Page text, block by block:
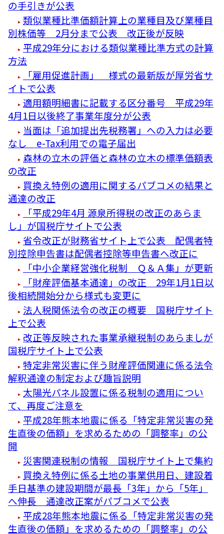
の手引きが公表
類似業種比準価額計算上の業種目及び業種目
別株価等 2月分まで公表 改正後が反映
平成29年分における類似業種比準方式の計算
方法
「雇用促進計画」 様式の最新版が厚労省サ
イトで公表
適用額明細書に記載する区分番号 平成29年
4月1日以後終了事業年度分が公表
当面は「追加提出先税務署」への入力は必要
なし e-Tax利用での電子届出
森林の立木の評価と森林の立木の標準価額表
の改正
買換え特例の適用に関するパブコメの結果と
通達の改正
「平成29年4月 源泉所得税の改正のあらま
し」が国税庁サイトで公表
省令改正が財務省サイト上で公表 配偶者特
別控除申告書は配偶者控除等申告書へ改正に
「中小企業経営強化税制 Ｑ＆Ａ集」が更新
「財産評価基本通達」の改正 29年1月1日以
後相続開始分から様式も変更に
法人税関係法令の改正の概要 国税庁サイト
上で公表
改正等反映された事業承継税制のあらましが
国税庁サイト上で公表
特定非常災害に伴う財産評価関連に係る法令
解釈通達の制定および趣旨説明
太陽光パネル設置に係る税制の適用につい
て、再度ご注意を
平成28年熊本地震に係る「特定非常災害の発
生直後の価額」を求めるための「調整率」の公
開
災害関連税制の情報 国税庁サイト上で集約
買換え特例に係る土地の事業供用日、建設着
手日基準の建設期間が最長「3年」から「5年」
へ伸長 通達改正案がパブコメで公表
平成28年熊本地震に係る「特定非常災害の発
生直後の価額」を求めるための「調整率」の公